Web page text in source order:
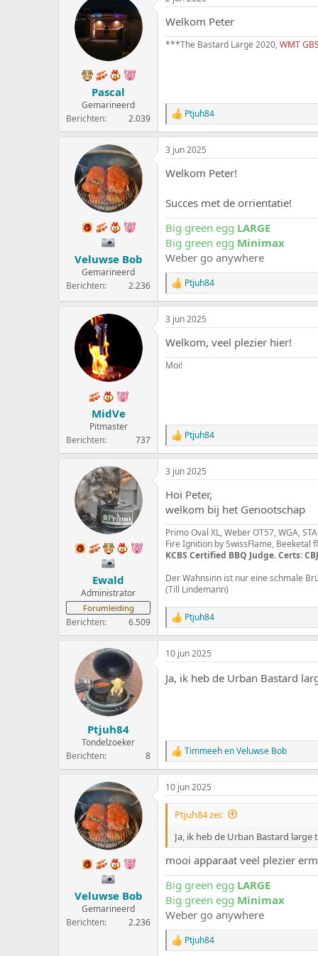
e
r
i
:
Pascal
Gemarineerd
Berichten
2.039
Welkom Peter
***The Bastard Large 2020,WMT
W
a
a
r
e
n
g
e
n
:
Ptjuh84
Veluwse Bob
Gemarineerd
Berichten
2.236
3 jun 2025
Welkom Peter!
Succes met de orrientatie!
Big green egg LARGE
Big green egg Minimax
Weber go anywhere
W
a
a
r
e
r
i
:
Ptjuh84
MidVe
Pitmaster
Berichten
737
3 jun 2025
Welkom, veel plezier hier!
Moi!
W
a
a
r
e
r
n
g
e
:
Ptjuh84
Ewald
Administrator
Forumleiding
Berichten 6.509
3 jun 2025
Hoi Peter,
welkom bij het Genootschap
Primo Oval XL, Weber OT57, WGA,
Fire Ignition by SwissFlame, Beeketal
KCBS Certified BBQ Judge. Certs:
Der Wahnsinn ist nur eine schmale
(Till Lindemann)
W
a
a
r
e
:
Ptjuh84
Ptjuh84
Tondelzoeker
Berichten
8
10 jun 2025
Ja, ik heb de Urban Bastard
W
a
a
r
d
n
g
n
:
TimmeehenVeluwse Bob
Veluwse Bob
Gemarineerd
Berichten
2.236
10 jun 2025
Ptjuh84 zei:
Ja, ik heb de Urban Bastard
mooi apparaat veel plezier
Big green egg LARGE
Big green egg Minimax
Weber go anywhere
W Ptjuh84